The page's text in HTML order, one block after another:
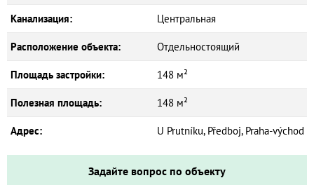
Канализация: Центральная
Расположение объекта: Отдельностоящий
Площадь застройки: 148 м²
Полезная площадь: 148 м²
Адрес: U Prutníku, Předboj, Praha-východ
Задайте вопрос по объекту